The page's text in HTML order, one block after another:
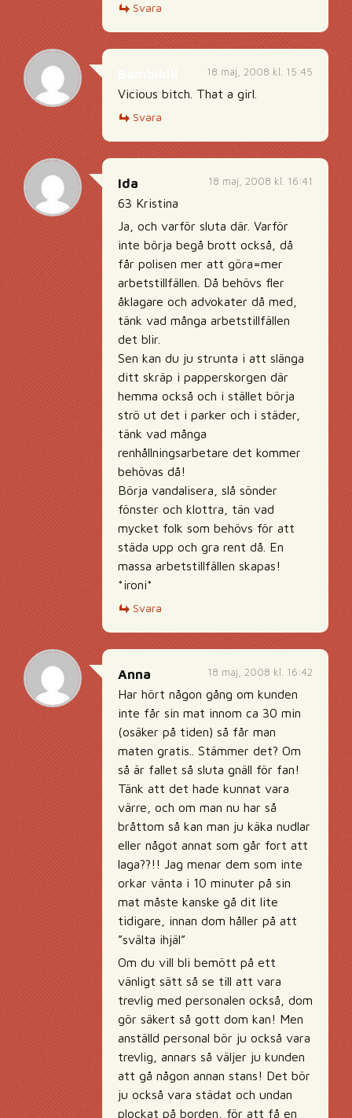
Svara
18 maj, 2008 kl. 15:45
Vicious bitch. That a girl.
Svara
18 maj, 2008 kl. 16:41
Ida
63 Kristina
Ja, och varför sluta där. Varför
inte börja begå brott också, då
får polisen mer att göra=mer
arbetstillfällen. Då behövs fler
åklagare och advokater då med,
tänk vad många arbetstillfällen
det blir.
Sen kan du ju strunta i att slänga
ditt skräp i papperskorgen där
hemma också och i stället börja
strö ut det i parker och i städer,
tänk vad många
renhållningsarbetare det kommer
behövas då!
Börja vandalisera, slå sönder
fönster och klottra, tän vad
mycket folk som behövs för att
städa upp och gra rent då. En
massa arbetstillfällen skapas!
*ironi*
Svara
18 maj, 2008 kl. 16:42
Anna
Har hört någon gång om kunden
inte får sin mat innom ca 30 min
(osäker på tiden) så får man
maten gratis.. Stämmer det? Om
så är fallet så sluta gnäll för fan!
Tänk att det hade kunnat vara
värre, och om man nu har så
bråttom så kan man ju käka nudlar
eller något annat som går fort att
laga??!! Jag menar dem som inte
orkar vänta i 10 minuter på sin
mat måste kanske gå dit lite
tidigare, innan dom håller på att
”svälta ihjäl”
Om du vill bli bemött på ett
vänligt sätt så se till att vara
trevlig med personalen också, dom
gör säkert så gott dom kan! Men
anställd personal bör ju också vara
trevlig, annars så väljer ju kunden
att gå någon annan stans! Det bör
ju också vara städat och undan
plockat på borden, för att få en